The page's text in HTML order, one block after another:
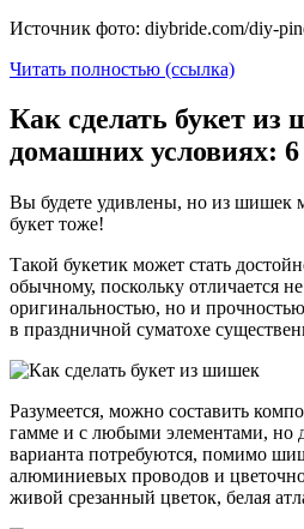
Источник фото: diybride.com/diy-
Читать полностью (ссылка)
Как сделать букет
домашних условиях:
Вы будете удивлены, но из шишек
букет тоже!
Такой букетик может стать
обычному, поскольку отличается
оригинальностью, но и
в праздничной суматохе
Разумеется, можно составить
гамме и с любыми элементами, но
варианта потребуются, помимо
алюминиевых проводов и
живой срезанный цветок, белая